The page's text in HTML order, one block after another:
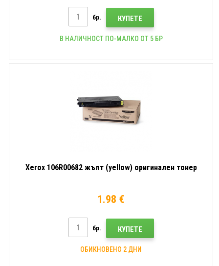
бр. КУПЕТЕ
В НАЛИЧНОСТ ПО-МАЛКО ОТ 5 БР
Xerox 106R00682 жълт (yellow) оригинален тонер
1.98 €
бр. КУПЕТЕ
ОБИКНОВЕНО 2 ДНИ